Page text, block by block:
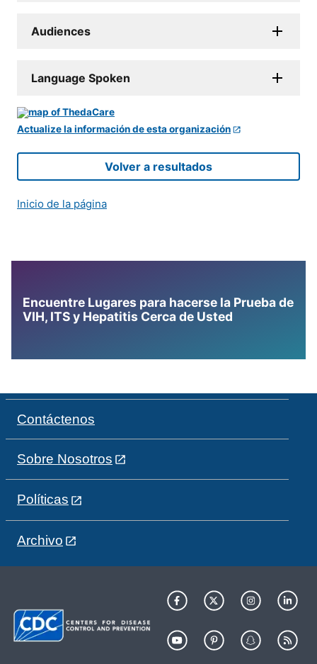
Audiences
Language Spoken
Actualize la información de esta organización
Volver a resultados
Inicio de la página
Encuentre Lugares para hacerse la Prueba de
VIH, ITS y Hepatitis Cerca de Usted
Contáctenos
Sobre Nosotros
Políticas
Archivo